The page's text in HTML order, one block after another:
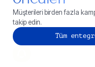
Müşterileri birden fazla
takip edin.
Tüm